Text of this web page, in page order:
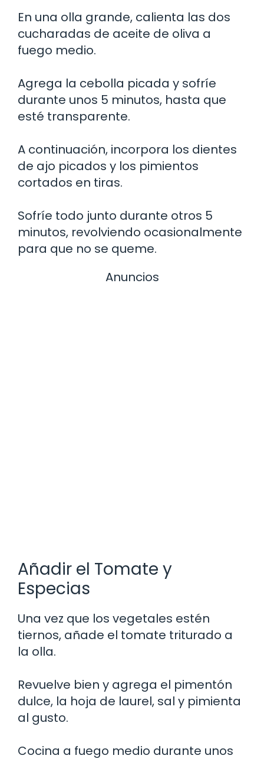
En una olla grande, calienta las dos
cucharadas de aceite de oliva a
fuego medio.
Agrega la cebolla picada y sofríe
durante unos 5 minutos, hasta que
esté transparente.
A continuación, incorpora los dientes
de ajo picados y los pimientos
cortados en tiras.
Sofríe todo junto durante otros 5
minutos, revolviendo ocasionalmente
para que no se queme.
Anuncios
Añadir el Tomate y
Especias
Una vez que los vegetales estén
tiernos, añade el tomate triturado a
la olla.
Revuelve bien y agrega el pimentón
dulce, la hoja de laurel, sal y pimienta
al gusto.
Cocina a fuego medio durante unos